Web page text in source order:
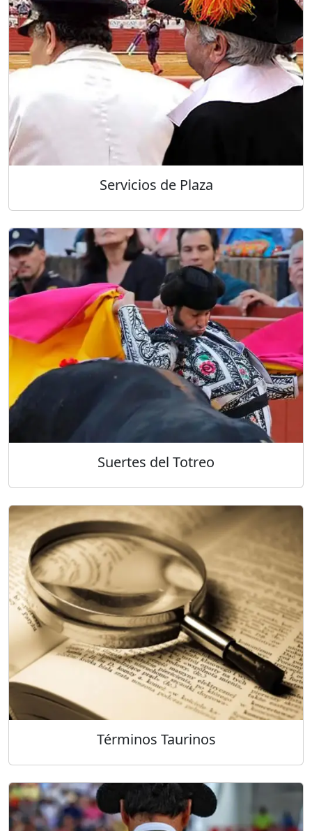
Servicios de Plaza
Suertes del Totreo
Términos Taurinos